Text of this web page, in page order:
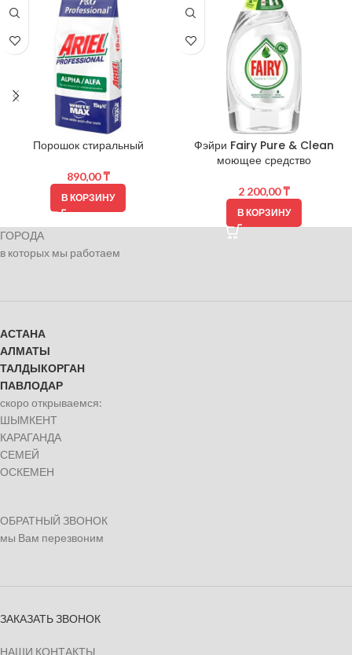
Порошок стиральный
890,00₸
В КОРЗИНУ
Фэйри Fairy Pure & Clean
моющее средство
2 200,00₸
В КОРЗИНУ
ГОРОДА
в которых мы работаем
АСТАНА
АЛМАТЫ
ТАЛДЫКОРГАН
ПАВЛОДАР
скоро открываемся:
ШЫМКЕНТ
КАРАГАНДА
СЕМЕЙ
ОСКЕМЕН
ОБРАТНЫЙ ЗВОНОК
мы Вам перезвоним
ЗАКАЗАТЬ ЗВОНОК
НАШИ КОНТАКТЫ